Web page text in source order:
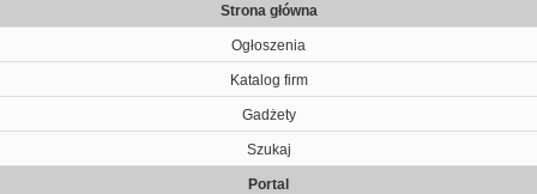
Strona główna
Ogłoszenia
Katalog firm
Gadżety
Szukaj
Portal